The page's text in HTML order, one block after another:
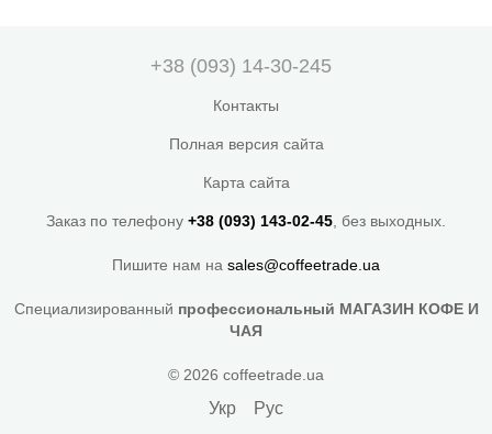
+38 (093) 14-30-245
Контакты
Полная версия сайта
Карта сайта
Заказ по телефону +38 (093) 143-02-45 , без выходных.
Пишите нам на sales@coffeetrade.ua
Специализированный профессиональный МАГАЗИН КОФЕ И
ЧАЯ
© 2026 coffeetrade.ua
Укр Рус